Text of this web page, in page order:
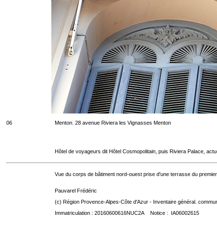
06 Menton. 28 avenue Riviera les Vignasses Menton
Hôtel de voyageurs dit Hôtel Cosmopolitain, puis Riviera Palace,
Vue du corps de bâtiment nord-ouest prise d'une terrasse du
Pauvarel Frédéric
(c) Région Provence-Alpes-Côte d'Azur - Inventaire général.
Immatriculation : 20160600616NUC2A Notice : IA06002615